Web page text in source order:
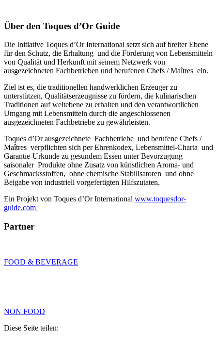
Über den Toques d’Or Guide
Die Initiative Toques d’Or International setzt sich auf breiter Ebene
für den Schutz, die Erhaltung und die Förderung von Lebensmitteln
von Qualität und Herkunft mit seinem Netzwerk von
ausgezeichneten Fachbetrieben und berufenen Chefs / Maîtres ein.
Ziel ist es, die traditionellen handwerklichen Erzeuger zu
unterstützen, Qualitätserzeugnisse zu fördern, die kulinarischen
Traditionen auf weltebene zu erhalten und den verantwortlichen
Umgang mit Lebensmitteln durch die angeschlossenen
ausgezeichneten Fachbetriebe zu gewährleisten.
Toques d’Or ausgezeichnete Fachbetriebe und berufene Chefs /
Maîtres verpflichten sich per Ehrenkodex, Lebensmittel-Charta und
Garantie-Urkunde zu gesundem Essen unter Bevorzugung
saisonaler Produkte ohne Zusatz von künstlichen Aroma- und
Geschmacksstoffen, ohne chemische Stabilisatoren und ohne
Beigabe von industriell vorgefertigten Hilfszutaten.
Ein Projekt von Toques d’Or International www.toquesdor-
guide.com
Partner
FOOD & BEVERAGE
NON FOOD
Diese Seite teilen: